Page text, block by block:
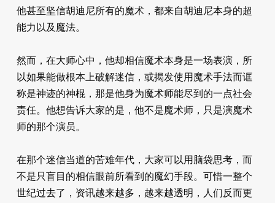
他甚至坚信胡迪尼所有的魔术，都来自胡迪尼本身的超
能力以及魔法。
然而，在大师心中，他却相信魔术本身是一场表演，所
以如果能做根本上破解迷信，或揭发使用魔术手法而诓
称是神迹的神棍，那是他身为魔术师能尽到的一点社会
责任。他想告诉大家的是，他不是魔术师，只是演魔术
师的那个演员。
在那个迷信当道的苦难年代，大家可以用脑袋思考，而
不是只盲目的相信眼前所看到的魔幻手段。可惜一整个
世纪过去了，资讯越来越多，越来越透明，人们反而更